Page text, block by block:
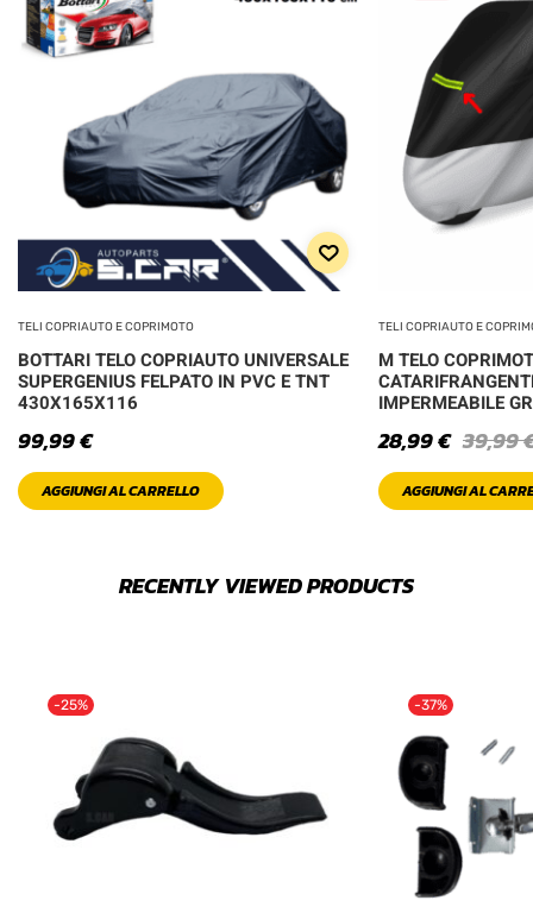
TELI COPRIAUTO E COPRIMOTO
BOTTARI TELO COPRIAUTO UNIVERSALE
SUPERGENIUS FELPATO IN PVC E TNT
430X165X116
99,99€
AGGIUNGI AL CARRELLO
TELI COPRIAUTO E
M TELO
IMPERMEABILE
39,99
28,99€
AGGIUNGI AL
RECENTLY VIEWED PRODUCTS
-25% -37%